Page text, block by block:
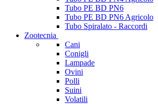
Tubo PE BD PN6
Tubo PE BD PN6 Agricolo
Tubo Spiralato - Raccordi
Zootecnia
Cani
Conigli
Lampade
Ovini
Polli
Suini
Volatili